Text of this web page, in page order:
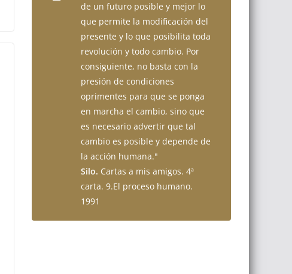
de un futuro posible y mejor lo
que permite la modificación del
presente y lo que posibilita toda
revolución y todo cambio. Por
consiguiente, no basta con la
presión de condiciones
oprimentes para que se ponga
en marcha el cambio, sino que
es necesario advertir que tal
cambio es posible y depende de
la acción humana."
Silo. Cartas a mis amigos. 4ª
carta. 9.El proceso humano.
1991